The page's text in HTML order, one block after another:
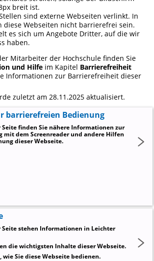
breit ist.
sind externe Webseiten verlinkt. In
diese Webseiten nicht barrierefrei sein.
es sich um Angebote Dritter, auf die wir
haben.
Mitarbeiter der Hochschule finden Sie
und Hilfe im Kapitel Barrierefreiheit
Informationen zur Barrierefreiheit dieser
zuletzt am 28.11.2025 aktualisiert.
barrierefreien Bedienung
Seite finden Sie nähere Informationen zur
mit dem Screenreader und andere Hilfen
dieser Webseite.
Seite stehen Informationen in Leichter
die wichtigsten Inhalte dieser Webseite.
wie Sie diese Webseite bedienen.